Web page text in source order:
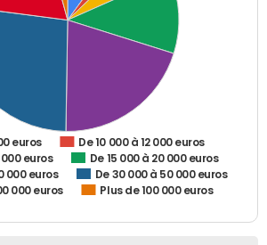
euros
De 10 000 à 12 000 euros
000 euros
De 15 000 à 20 000 euros
000 euros
De 30 000 à 50 000 euros
000 euros
Plus de 100 000 euros